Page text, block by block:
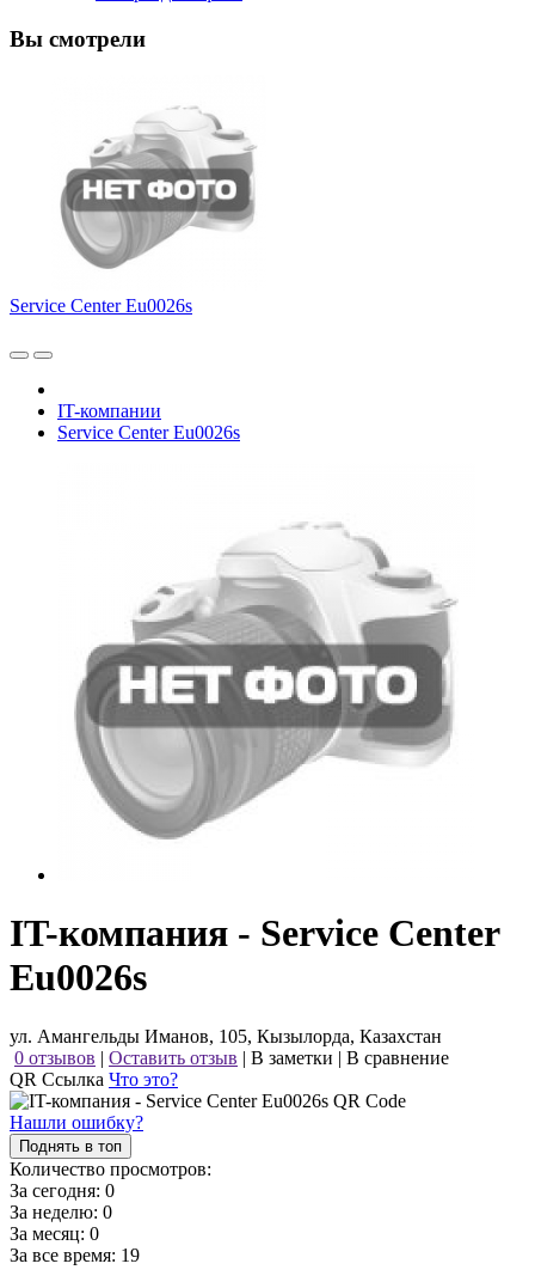
Вы смотрели
Service Center Eu0026s
IT-компании
Service Center Eu0026s
IT-компания - Service Center
Eu0026s
ул. Амангельды Иманов, 105, Кызылорда, Казахстан
0 отзывов | Оставить отзыв | В заметки | В сравнение
QR Ссылка Что это?
Нашли ошибку?
Поднять в топ
Количество просмотров:
За сегодня: 0
За неделю: 0
За месяц: 0
За все время: 19